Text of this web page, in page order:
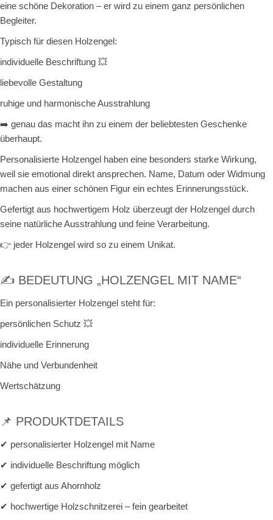
eine schöne Dekoration – er wird zu einem ganz persönlichen
Begleiter.
Typisch für diesen Holzengel:
individuelle Beschriftung 💥
liebevolle Gestaltung
ruhige und harmonische Ausstrahlung
➡️ genau das macht ihn zu einem der beliebtesten Geschenke
überhaupt.
Personalisierte Holzengel haben eine besonders starke Wirkung,
weil sie emotional direkt ansprechen. Name, Datum oder Widmung
machen aus einer schönen Figur ein echtes Erinnerungsstück.
Gefertigt aus hochwertigem Holz überzeugt der Holzengel durch
seine natürliche Ausstrahlung und feine Verarbeitung.
👉 jeder Holzengel wird so zu einem Unikat.
✍️ BEDEUTUNG „HOLZENGEL MIT NAME“
Ein personalisierter Holzengel steht für:
persönlichen Schutz 💥
individuelle Erinnerung
Nähe und Verbundenheit
Wertschätzung
📌 PRODUKTDETAILS
✔ personalisierter Holzengel mit Name
✔ individuelle Beschriftung möglich
✔ gefertigt aus Ahornholz
✔ hochwertige Holzschnitzerei – fein gearbeitet